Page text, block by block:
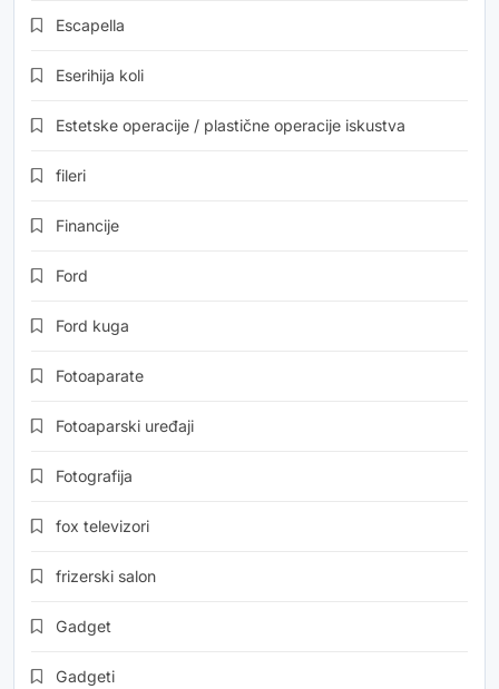
Escapella
Eserihija koli
Estetske operacije / plastične operacije iskustva
fileri
Financije
Ford
Ford kuga
Fotoaparate
Fotoaparski uređaji
Fotografija
fox televizori
frizerski salon
Gadget
Gadgeti